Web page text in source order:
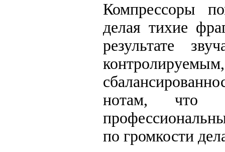
Компрессоры
делая тихие
результате
нотам, что
по громкости